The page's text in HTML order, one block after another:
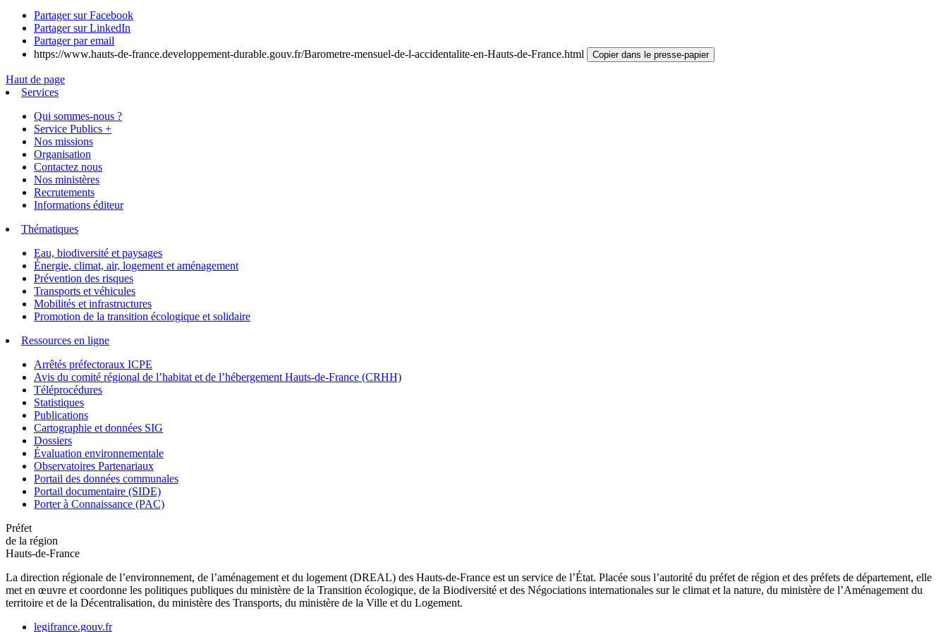
Partager sur Facebook
Partager sur LinkedIn
Partager par email
https://www.hauts-de-france.developpement-durable.gouv.fr/Barometre-mensuel-de-l-accidentalite-en-Hauts-de-France.html
Copier dans le presse-papier
Haut de page
Services
Qui sommes-nous ?
Service Publics +
Nos missions
Organisation
Contactez nous
Nos ministères
Recrutements
Informations éditeur
Thématiques
Eau, biodiversité et paysages
Énergie, climat, air, logement et aménagement
Prévention des risques
Transports et véhicules
Mobilités et infrastructures
Promotion de la transition écologique et solidaire
Ressources en ligne
Arrêtés préfectoraux ICPE
Avis du comité régional de l’habitat et de l’hébergement Hauts-de-France (CRHH)
Téléprocédures
Statistiques
Publications
Cartographie et données SIG
Dossiers
Évaluation environnementale
Observatoires Partenariaux
Portail des données communales
Portail documentaire (SIDE)
Porter à Connaissance (PAC)
Préfet
de la région
Hauts-de-France
La direction régionale de l’environnement, de l’aménagement et du logement (DREAL) des Hauts-de-France est un service de l’État. Placée sous l’autorité du préfet de région et des préfets de département, elle
met en œuvre et coordonne les politiques publiques du ministère de la Transition écologique, de la Biodiversité et des Négociations internationales sur le climat et la nature, du ministère de l’Aménagement du
territoire et de la Décentralisation, du ministère des Transports, du ministère de la Ville et du Logement.
legifrance.gouv.fr